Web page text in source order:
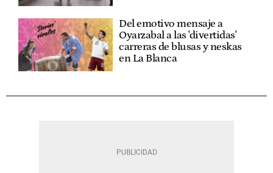
Del emotivo mensaje a
Oyarzabal a las 'divertidas'
carreras de blusas y neskas
en La Blanca